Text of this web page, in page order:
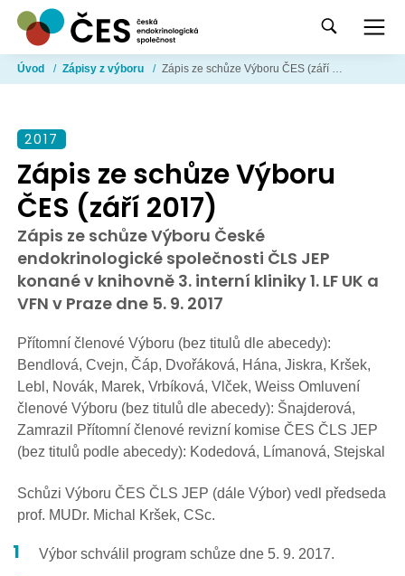
Úvod / Zápisy z výboru / Zápis ze schůze Výboru ČES (září 2017)
2017
Zápis ze schůze Výboru
ČES (září 2017)
Zápis ze schůze Výboru České
endokrinologické společnosti ČLS JEP
konané v knihovně 3. interní kliniky 1. LF UK a
VFN v Praze dne 5. 9. 2017
Přítomní členové Výboru (bez titulů dle abecedy):
Bendlová, Cvejn, Čáp, Dvořáková, Hána, Jiskra, Kršek,
Lebl, Novák, Marek, Vrbíková, Vlček, Weiss Omluvení
členové Výboru (bez titulů dle abecedy): Šnajderová,
Zamrazil Přítomní členové revizní komise ČES ČLS JEP
(bez titulů podle abecedy): Kodedová, Límanová, Stejskal
Schůzi Výboru ČES ČLS JEP (dále Výbor) vedl předseda
prof. MUDr. Michal Kršek, CSc.
Výbor schválil program schůze dne 5. 9. 2017.